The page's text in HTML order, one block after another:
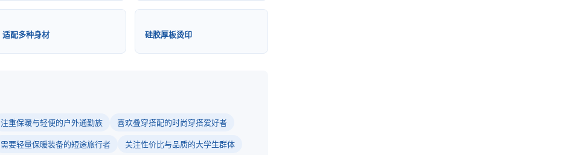
适配多种身材 硅胶厚板烫印
注重保暖与轻便的户外通勤族 喜欢叠穿搭配的时尚穿搭爱好者
需要轻量保暖装备的短途旅行者 关注性价比与品质的大学生群体